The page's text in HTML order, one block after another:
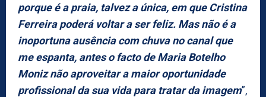
porque é a praia, talvez a única, em que Cristina
Ferreira poderá voltar a ser feliz. Mas não é a
inoportuna ausência com chuva no canal que
me espanta, antes o facto de Maria Botelho
Moniz não aproveitar a maior oportunidade
profissional da sua vida para tratar da imagem”,